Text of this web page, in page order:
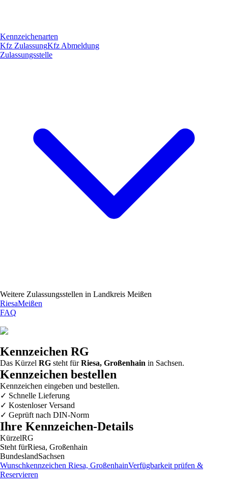
Kennzeichenarten
Kfz ZulassungKfz Abmeldung
Zulassungsstelle
Weitere Zulassungsstellen in Landkreis Meißen
RiesaMeißen
FAQ
Kennzeichen RG
Das Kürzel RG steht fürRiesa, Großenhain in Sachsen.
Kennzeichen bestellen
Kennzeichen eingeben und bestellen.
✓ Schnelle Lieferung
✓ Kostenloser Versand
✓ Geprüft nach DIN-Norm
Ihre Kennzeichen-Details
KürzelRG
Steht fürRiesa, Großenhain
BundeslandSachsen
Wunschkennzeichen Riesa, GroßenhainVerfügbarkeit prüfen &
Reservieren